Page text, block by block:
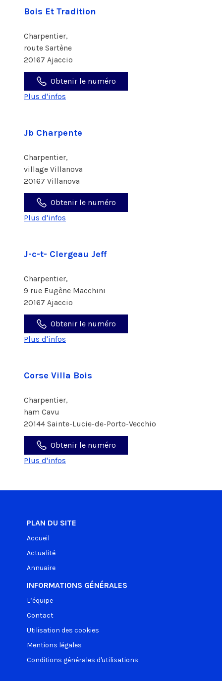
Bois Et Tradition
Charpentier,
route Sartène
20167 Ajaccio
Obtenir le numéro
Plus d'infos
Jb Charpente
Charpentier,
village Villanova
20167 Villanova
Obtenir le numéro
Plus d'infos
J-c-t- Clergeau Jeff
Charpentier,
9 rue Eugène Macchini
20167 Ajaccio
Obtenir le numéro
Plus d'infos
Corse Villa Bois
Charpentier,
ham Cavu
20144 Sainte-Lucie-de-Porto-Vecchio
Obtenir le numéro
Plus d'infos
PLAN DU SITE
Accueil
Actualité
Annuaire
INFORMATIONS GÉNÉRALES
L’équipe
Contact
Utilisation des cookies
Mentions légales
Conditions générales d'utilisations